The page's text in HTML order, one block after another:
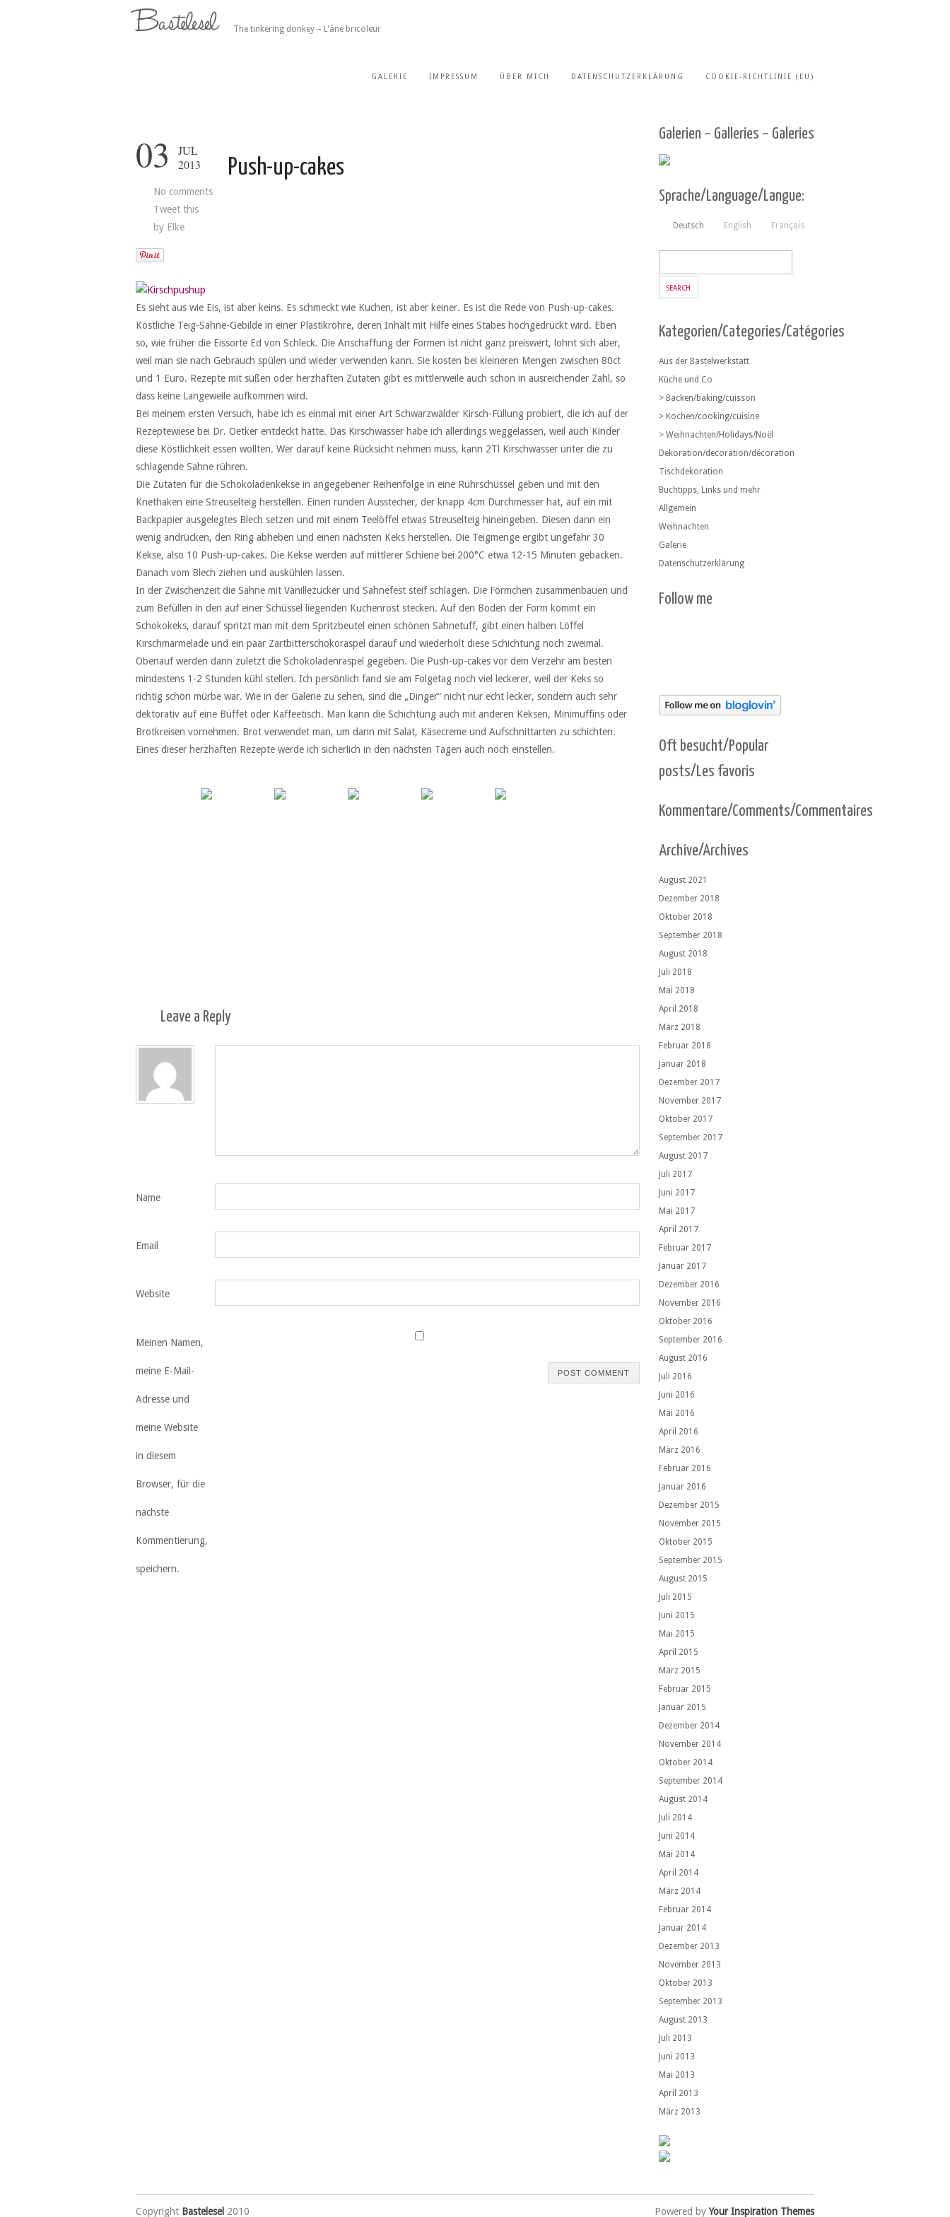
The tinkering donkey – L'âne bricoleur
GALERIE IMPRESSUM ÜBER MICH DATENSCHUTZERKLÄRUNG COOKIE-RICHTLINIE (EU)
03
JUL
2013
No comments
Tweet this
by Elke
Push-up-cakes
Es sieht aus wie Eis, ist aber keins. Es schmeckt wie Kuchen, ist aber keiner. Es ist die Rede von Push-up-cakes.
Köstliche Teig-Sahne-Gebilde in einer Plastikröhre, deren Inhalt mit Hilfe eines Stabes hochgedrückt wird. Eben
so, wie früher die Eissorte Ed von Schleck. Die Anschaffung der Formen ist nicht ganz preiswert, lohnt sich aber,
weil man sie nach Gebrauch spülen und wieder verwenden kann. Sie kosten bei kleineren Mengen zwischen 80ct
und 1 Euro. Rezepte mit süßen oder herzhaften Zutaten gibt es mittlerweile auch schon in ausreichender Zahl, so
dass keine Langeweile aufkommen wird.
Bei meinem ersten Versuch, habe ich es einmal mit einer Art Schwarzwälder Kirsch-Füllung probiert, die ich auf der
Rezeptewiese bei Dr. Oetker entdeckt hatte. Das Kirschwasser habe ich allerdings weggelassen, weil auch Kinder
diese Köstlichkeit essen wollten. Wer darauf keine Rücksicht nehmen muss, kann 2Tl Kirschwasser unter die zu
schlagende Sahne rühren.
Die Zutaten für die Schokoladenkekse in angegebener Reihenfolge in eine Rührschüssel geben und mit den
Knethaken eine Streuselteig herstellen. Einen runden Ausstecher, der knapp 4cm Durchmesser hat, auf ein mit
Backpapier ausgelegtes Blech setzen und mit einem Teelöffel etwas Streuselteig hineingeben. Diesen dann ein
wenig andrücken, den Ring abheben und einen nächsten Keks herstellen. Die Teigmenge ergibt ungefähr 30
Kekse, also 10 Push-up-cakes. Die Kekse werden auf mittlerer Schiene bei 200°C etwa 12-15 Minuten gebacken.
Danach vom Blech ziehen und auskühlen lassen.
In der Zwischenzeit die Sahne mit Vanillezucker und Sahnefest steif schlagen. Die Förmchen zusammenbauen und
zum Befüllen in den auf einer Schüssel liegenden Kuchenrost stecken. Auf den Boden der Form kommt ein
Schokokeks, darauf spritzt man mit dem Spritzbeutel einen schönen Sahnetuff, gibt einen halben Löffel
Kirschmarmelade und ein paar Zartbitterschokoraspel darauf und wiederholt diese Schichtung noch zweimal.
Obenauf werden dann zuletzt die Schokoladenraspel gegeben. Die Push-up-cakes vor dem Verzehr am besten
mindestens 1-2 Stunden kühl stellen. Ich persönlich fand sie am Folgetag noch viel leckerer, weil der Keks so
richtig schön mürbe war. Wie in der Galerie zu sehen, sind die „Dinger“ nicht nur echt lecker, sondern auch sehr
dektorativ auf eine Büffet oder Kaffeetisch. Man kann die Schichtung auch mit anderen Keksen, Minimuffins oder
Brotkreisen vornehmen. Brot verwendet man, um dann mit Salat, Käsecreme und Aufschnittarten zu schichten.
Eines dieser herzhaften Rezepte werde ich sicherlich in den nächsten Tagen auch noch einstellen.
Leave a Reply
Name
Email
Website
Meinen Namen,
meine E-Mail-
Adresse und
meine Website
in diesem
Browser, für die
nächste
Kommentierung,
speichern.
Galerien – Galleries – Galeries
Sprache/Language/Langue:
Deutsch English Français
Kategorien/Categories/Catégories
Aus der Bastelwerkstatt
Küche und Co
> Backen/baking/cuisson
> Kochen/cooking/cuisine
> Weihnachten/Holidays/Noël
Dekoration/decoration/décoration
Tischdekoration
Buchtipps, Links und mehr
Allgemein
Weihnachten
Galerie
Datenschutzerklärung
Follow me
Oft besucht/Popular
posts/Les favoris
Kommentare/Comments/Commentaires
Archive/Archives
August 2021
Dezember 2018
Oktober 2018
September 2018
August 2018
Juli 2018
Mai 2018
April 2018
März 2018
Februar 2018
Januar 2018
Dezember 2017
November 2017
Oktober 2017
September 2017
August 2017
Juli 2017
Juni 2017
Mai 2017
April 2017
Februar 2017
Januar 2017
Dezember 2016
November 2016
Oktober 2016
September 2016
August 2016
Juli 2016
Juni 2016
Mai 2016
April 2016
März 2016
Februar 2016
Januar 2016
Dezember 2015
November 2015
Oktober 2015
September 2015
August 2015
Juli 2015
Juni 2015
Mai 2015
April 2015
März 2015
Februar 2015
Januar 2015
Dezember 2014
November 2014
Oktober 2014
September 2014
August 2014
Juli 2014
Juni 2014
Mai 2014
April 2014
März 2014
Februar 2014
Januar 2014
Dezember 2013
November 2013
Oktober 2013
September 2013
August 2013
Juli 2013
Juni 2013
Mai 2013
April 2013
März 2013
Copyright Bastelesel 2010 Powered byYour Inspiration Themes